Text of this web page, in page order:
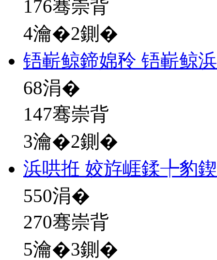
176骞崇背
4瀹�2鍘�
铻嶄鲸鍗婂矝 铻嶄鲸
68涓�
147骞崇背
3瀹�2鍘�
浜哄拰 姣斿崕鍒╄豹
550涓�
270骞崇背
5瀹�3鍘�